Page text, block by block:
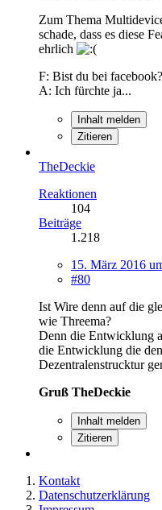
Zum Thema
schade, dass es diese
ehrlich
F: Bist du bei facebook?
A: Ich fürchte ja...
Inhalt melden
Zitieren
TheDeckie
Reaktionen
104
Beiträge
1.218
15. März 2016
#80
Ist Wire denn auf die
wie Threema?
Denn die Entwicklung
die Entwicklung die
Dezentralenstrucktur
Gruß TheDeckie
Inhalt melden
Zitieren
Kontakt
Datenschutzerklärung